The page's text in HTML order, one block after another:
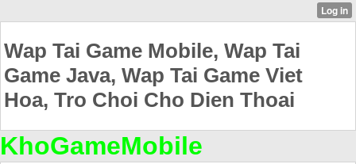
Wap Tai Game Mobile, Wap Tai
Game Java, Wap Tai Game Viet
Hoa, Tro Choi Cho Dien Thoai
KhoGameMobile